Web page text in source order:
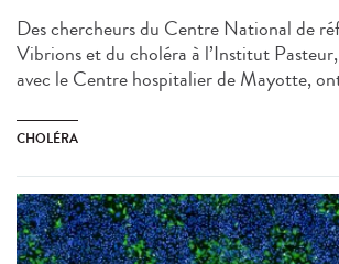
Des chercheurs du Centre National de
Vibrions et du choléra à l’Institut
avec le Centre hospitalier de Mayotte,
CHOLÉRA